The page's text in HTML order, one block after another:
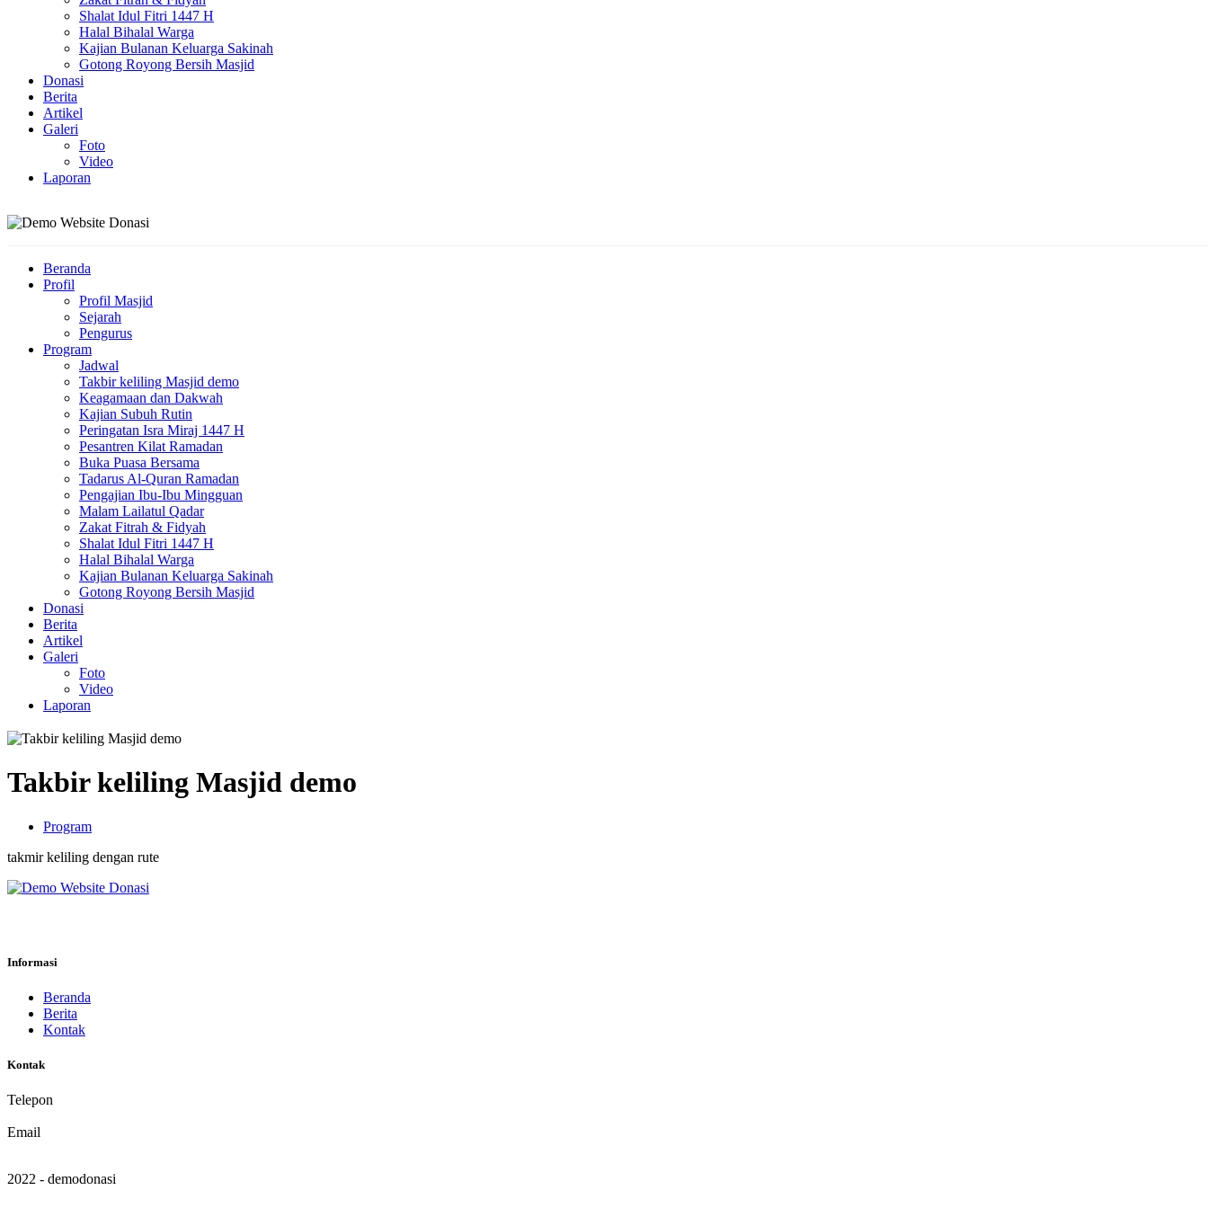
Shalat Idul Fitri 1447 H
Halal Bihalal Warga
Kajian Bulanan Keluarga Sakinah
Gotong Royong Bersih Masjid
Donasi
Berita
Artikel
Galeri
Foto
Video
Laporan
Beranda
Profil
Profil Masjid
Sejarah
Pengurus
Program
Jadwal
Takbir keliling Masjid demo
Keagamaan dan Dakwah
Kajian Subuh Rutin
Peringatan Isra Miraj 1447 H
Pesantren Kilat Ramadan
Buka Puasa Bersama
Tadarus Al-Quran Ramadan
Pengajian Ibu-Ibu Mingguan
Malam Lailatul Qadar
Zakat Fitrah & Fidyah
Shalat Idul Fitri 1447 H
Halal Bihalal Warga
Kajian Bulanan Keluarga Sakinah
Gotong Royong Bersih Masjid
Donasi
Berita
Artikel
Galeri
Foto
Video
Laporan
Takbir keliling Masjid demo
Program
takmir keliling dengan rute
Informasi
Beranda
Berita
Kontak
Kontak
Telepon
Email
2022 - demodonasi